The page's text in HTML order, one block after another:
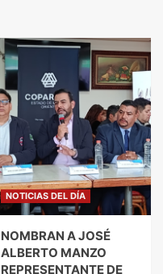
NOTICIAS DEL DÍA
NOMBRAN A JOSÉ
ALBERTO MANZO
REPRESENTANTE DE